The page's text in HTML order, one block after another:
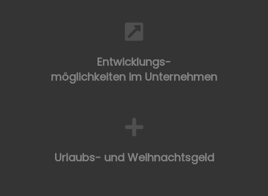
Entwicklungs-
möglichkeiten im Unternehmen
Urlaubs- und Weihnachtsgeld